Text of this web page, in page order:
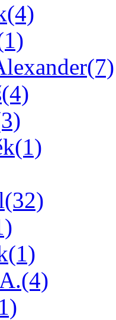
(4)
(7)
(4)
(1)
(32)
(1)
(4)